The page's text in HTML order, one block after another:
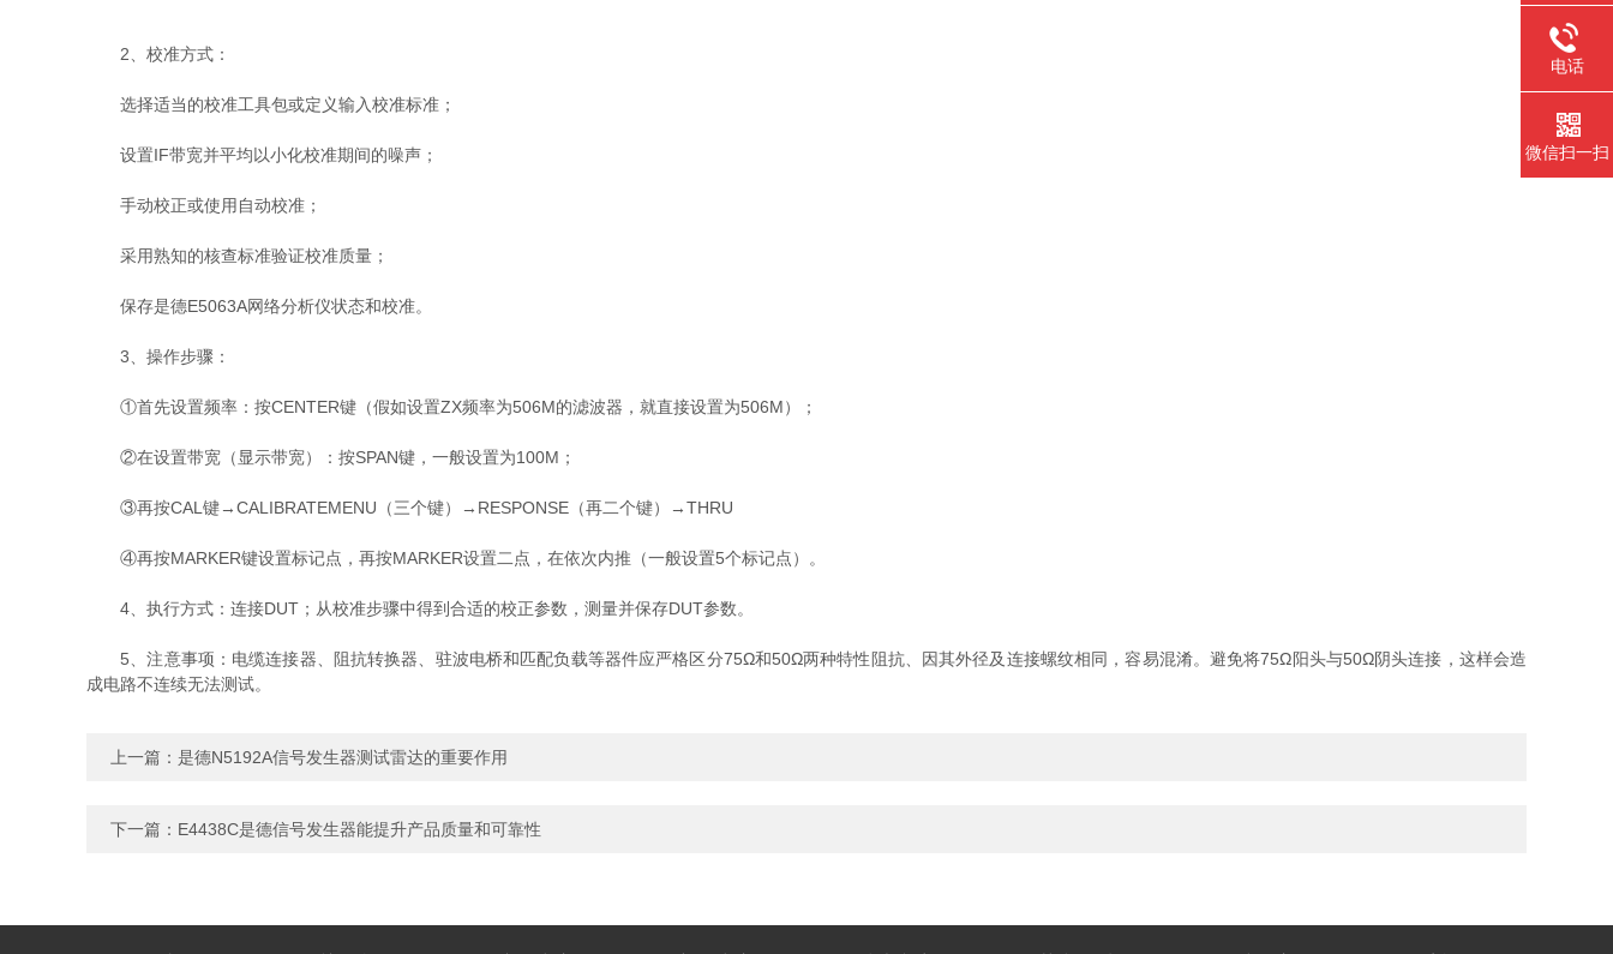
2、校准方式：
选择适当的校准工具包或定义输入校准标准；
设置IF带宽并平均以小化校准期间的噪声；
手动校正或使用自动校准；
采用熟知的核查标准验证校准质量；
保存是德E5063A网络分析仪状态和校准。
3、操作步骤：
①首先设置频率：按CENTER键（假如设置ZX频率为506M的滤波器，就直接设置为506M）；
②在设置带宽（显示带宽）：按SPAN键，一般设置为100M；
③再按CAL键→CALIBRATEMENU（三个键）→RESPONSE（再二个键）→THRU
④再按MARKER键设置标记点，再按MARKER设置二点，在依次内推（一般设置5个标记点）。
4、执行方式：连接DUT；从校准步骤中得到合适的校正参数，测量并保存DUT参数。
5、注意事项：电缆连接器、阻抗转换器、驻波电桥和匹配负载等器件应严格区分75Ω和50Ω两种特性阻抗、因其外径及连接螺纹相同，容易混淆。避免将75Ω阳头与50Ω阴头连接，这样会造
成电路不连续无法测试。
上一篇： 是德N5192A信号发生器测试雷达的重要作用
下一篇： E4438C是德信号发生器能提升产品质量和可靠性
电话
微信扫一扫